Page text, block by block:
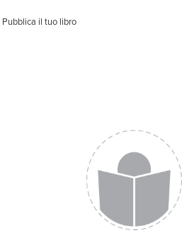
Pubblica il tuo libro